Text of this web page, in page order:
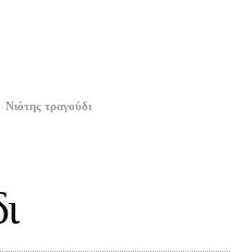
Νιότης τραγούδι